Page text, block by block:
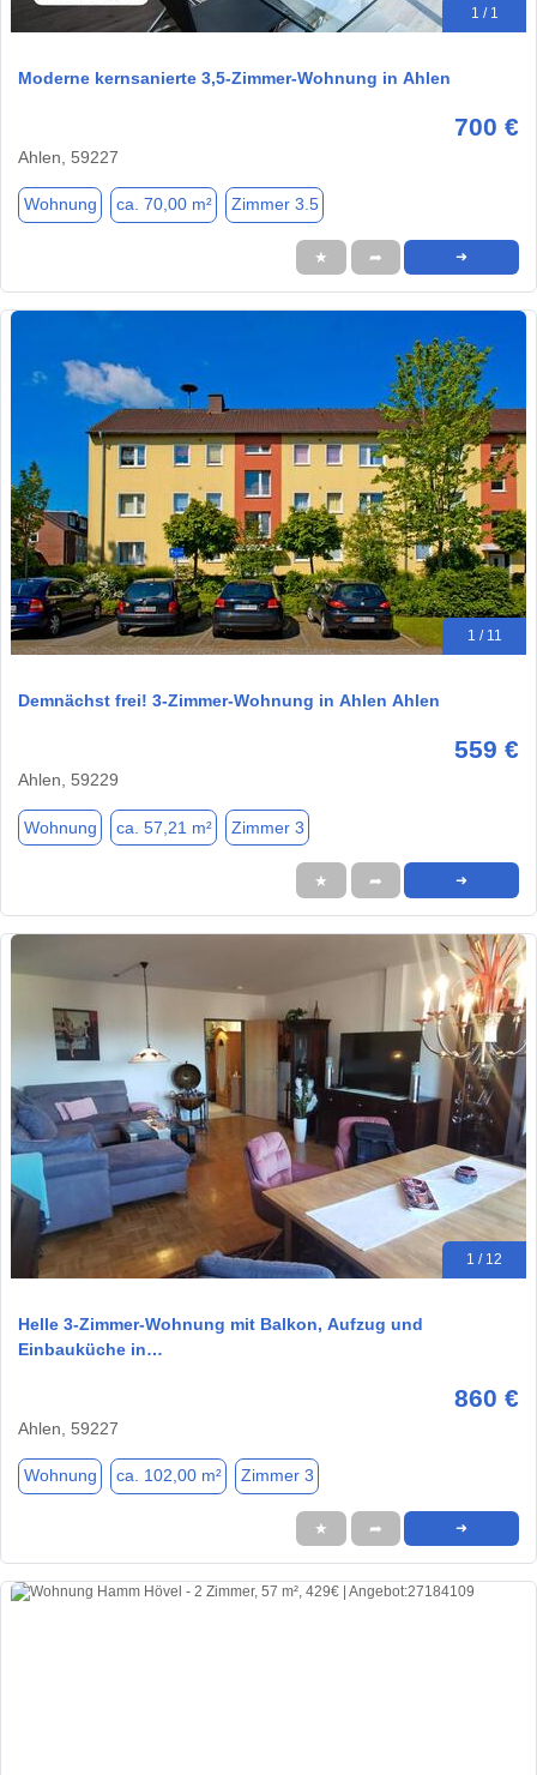
1 / 1
Moderne kernsanierte 3,5-Zimmer-Wohnung in Ahlen
700 €
Ahlen, 59227
Wohnung ca. 70,00 m² Zimmer 3.5
★ ➦ ➜
1 / 11
Demnächst frei! 3-Zimmer-Wohnung in Ahlen Ahlen
559 €
Ahlen, 59229
Wohnung ca. 57,21 m² Zimmer 3
★ ➦ ➜
1 / 12
Helle 3-Zimmer-Wohnung mit Balkon, Aufzug und
Einbauküche in…
860 €
Ahlen, 59227
Wohnung ca. 102,00 m² Zimmer 3
★ ➦ ➜